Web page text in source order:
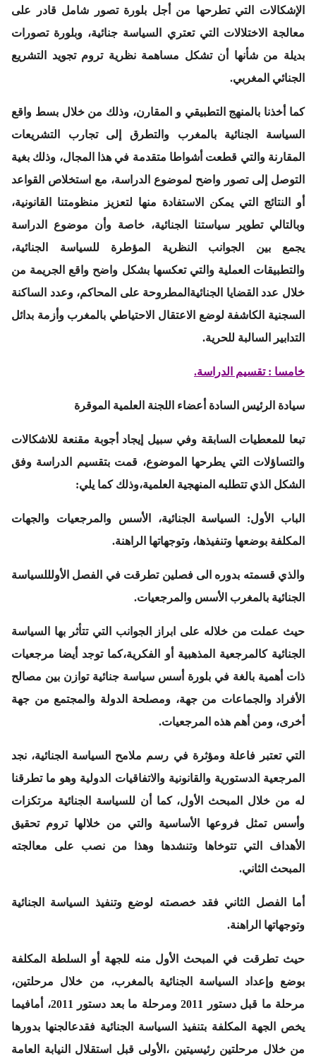
الإشكالات التي تطرحها من أجل بلورة تصور شامل قادر على
معالجة الاختلالات التي تعتري السياسة جنائية، وبلورة تصورات
بديلة من شأنها أن تشكل مساهمة نظرية تروم تجويد التشريع
الجنائي المغربي.
كما أخذنا بالمنهج التطبيقي و المقارن، وذلك من خلال بسط واقع
السياسة الجنائية بالمغرب والتطرق إلى تجارب التشريعات
المقارنة والتي قطعت أشواطا متقدمة في هذا المجال، وذلك بغية
التوصل إلى تصور واضح لموضوع الدراسة، مع استخلاص القواعد
أو النتائج التي يمكن الاستفادة منها لتعزيز منظومتنا القانونية،
وبالتالي تطوير سياستنا الجنائية، خاصة وأن موضوع الدراسة
يجمع بين الجوانب النظرية المؤطرة للسياسة الجنائية،
والتطبيقات العملية والتي تعكسها بشكل واضح واقع الجريمة من
خلال عدد القضايا الجنائيةالمطروحة على المحاكم، وعدد الساكنة
السجنية الكاشفة لوضع الاعتقال الاحتياطي بالمغرب وأزمة بدائل
التدابير السالبة للحرية.
خامسا : تقسيم الدراسة.
سيادة الرئيس السادة أعضاء اللجنة العلمية الموقرة
تبعا للمعطيات السابقة وفي سبيل إيجاد أجوبة مقنعة للاشكالات
والتساؤلات التي يطرحها الموضوع، قمت بتقسيم الدراسة وفق
الشكل الذي تتطلبه المنهجية العلمية،وذلك كما يلي:
الباب الأول: السياسة الجنائية، الأسس والمرجعيات والجهات
المكلفة بوضعها وتنفيذها، وتوجهاتها الراهنة.
والذي قسمته بدوره الى فصلين تطرقت في الفصل الأولللسياسة
الجنائية بالمغرب الأسس والمرجعيات.
حيث عملت من خلاله على ابراز الجوانب التي تتأثر بها السياسة
الجنائية كالمرجعية المذهبية أو الفكرية،كما توجد أيضا مرجعيات
ذات أهمية بالغة في بلورة أسس سياسة جنائية توازن بين مصالح
الأفراد والجماعات من جهة، ومصلحة الدولة والمجتمع من جهة
أخرى، ومن أهم هذه المرجعيات.
التي تعتبر فاعلة ومؤثرة في رسم ملامح السياسة الجنائية، نجد
المرجعية الدستورية والقانونية والاتفاقيات الدولية وهو ما تطرقنا
له من خلال المبحث الأول، كما أن للسياسة الجنائية مرتكزات
وأسس تمثل فروعها الأساسية والتي من خلالها تروم تحقيق
الأهداف التي تتوخاها وتنشدها وهذا من نصب على معالجته
المبحث الثاني.
أما الفصل الثاني فقد خصصته لوضع وتنفيذ السياسة الجنائية
وتوجهاتها الراهنة.
حيث تطرقت في المبحث الأول منه للجهة أو السلطة المكلفة
بوضع وإعداد السياسة الجنائية بالمغرب، من خلال مرحلتين،
مرحلة ما قبل دستور 2011 ومرحلة ما بعد دستور 2011، أمافيما
يخص الجهة المكلفة بتنفيذ السياسة الجنائية فقدعالجنها بدورها
من خلال مرحلتين رئيسيتين ،الأولى قبل استقلال النيابة العامة